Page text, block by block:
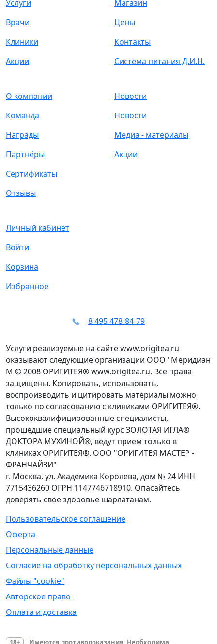
Услуги
Врачи
Клиники
Акции
Магазин
Цены
Контакты
Cистема питания Д.И.Н.
О компании
Команда
Награды
Партнёры
Сертификаты
Отзывы
Новости
Новости
Медиа - материалы
Акции
Личный кабинет
Войти
Корзина
Избранное
8 495 478-84-79
Услуги реализуемые на сайте www.origitea.ru
оказывают следующие организации ООО "Меридиан
М © 2008 ОРИГИТЕЯ® www.origitea.ru. Все права
защищены. Копировать, использовать,
воспроизводить и цитировать материалы можно
только по согласованию с клиниками ОРИГИТЕЯ®.
Высококвалифицированные специалисты,
прошедшие специальный курс ЗОЛОТАЯ ИГЛА®
ДОКТОРА МУХИНОЙ®, ведут прием только в
клиниках ОРИГИТЕЯ®. ООО "ОРИГИТЕЯ МАСТЕР -
ФРАНЧАЙЗИ"
г. Москва. ул. Академика Королева, дом № 24 ИНН
7715436260 ОГРН 1147746718910. Опасайтесь
доверять свое здоровье шарлатанам.
Пользовательское соглашение
Оферта
Персональные данные
Согласие на обработку персональных данных
Файлы "cookie"
Авторское право
Оплата и доставка